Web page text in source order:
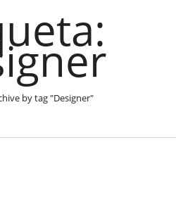
by tag "Designer"